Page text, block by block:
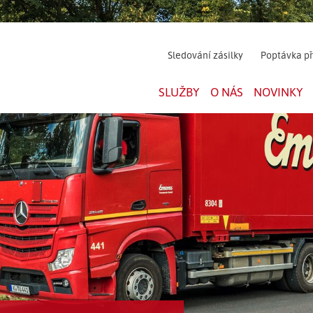
Sledování zásilky Poptávka
SLUŽBY O NÁS NOVINKY